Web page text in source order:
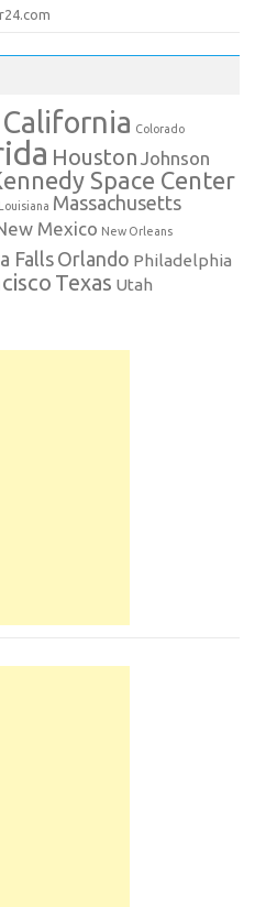
California Colorado
Houston Johnson
Space Center
Louisiana Massachusetts
Mexico New Orleans
Falls Orlando Philadelphia
Texas Utah